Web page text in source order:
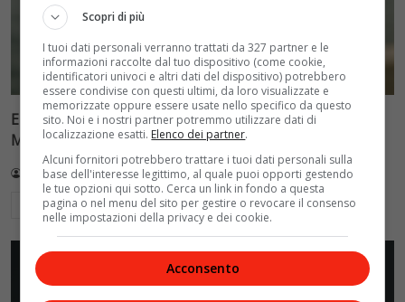
Ellen Burstyn riceve il Leone d’Oro alla carriera alla
Mostra di Venezia 2026
Redazione VelvetMAG 4 Agosto 2026
Leggi di più
Scopri di più
I tuoi dati personali verranno trattati da 327 partner e le
informazioni raccolte dal tuo dispositivo (come cookie,
identificatori univoci e altri dati del dispositivo) potrebbero
essere condivise con questi ultimi, da loro visualizzate e
memorizzate oppure essere usate nello specifico da questo
sito. Noi e i nostri partner potremmo utilizzare dati di
localizzazione esatti. Elenco dei partner.
Alcuni fornitori potrebbero trattare i tuoi dati personali sulla
base dell'interesse legittimo, al quale puoi opporti gestendo
le tue opzioni qui sotto. Cerca un link in fondo a questa
pagina o nel menu del sito per gestire o revocare il consenso
nelle impostazioni della privacy e dei cookie.
Acconsento